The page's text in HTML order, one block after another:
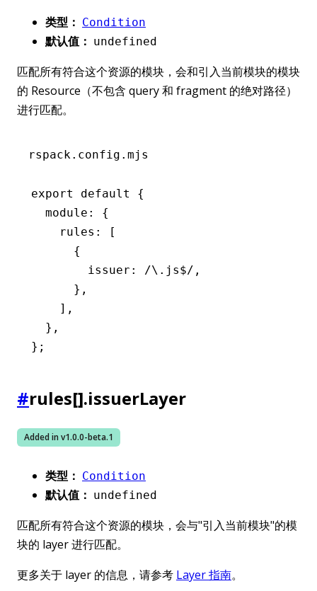
类型： Condition
默认值： undefined
匹配所有符合这个资源的模块，会和引入当前模块的模块
的 Resource（不包含 query 和 fragment 的绝对路径）
进行匹配。
rspack.config.mjs
export default
{
  module
:
{
    rules
:
[
      {
        issuer
: /\.js$/ ,
      }
,
    ]
,
  }
,
};
#rules[].issuerLayer
Added in v1.0.0-beta.1
类型： Condition
默认值： undefined
匹配所有符合这个资源的模块，会与"引入当前模块"的模
块的 layer 进行匹配。
更多关于 layer 的信息，请参考 Layer 指南。